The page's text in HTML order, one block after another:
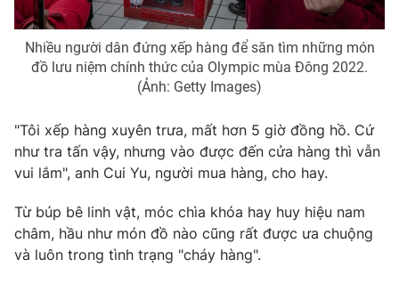
VTV Sức khoẻ Bất động sản
Thị trường 24h Tấm lòng Việt
VTV9 VTV8
Liên hệ tòa soạn English
Nhiều người dân đứng xếp hàng để săn tìm những món
đồ lưu niệm chính thức của Olympic mùa Đông 2022.
(Ảnh: Getty Images)
"Tôi xếp hàng xuyên trưa, mất hơn 5 giờ đồng hồ. Cứ
như tra tấn vậy, nhưng vào được đến cửa hàng thì vẫn
vui lắm", anh Cui Yu, người mua hàng, cho hay.
Từ búp bê linh vật, móc chìa khóa hay huy hiệu nam
châm, hầu như món đồ nào cũng rất được ưa chuộng
và luôn trong tình trạng "cháy hàng".